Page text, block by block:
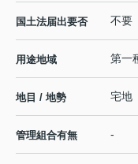
国土法届出要否 不要
用途地域 第一
地目 / 地勢 宅地
管理組合有無 -